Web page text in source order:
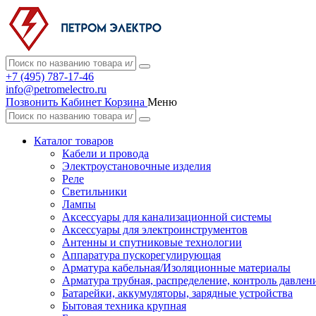
+7 (495) 787-17-46
info@petromelectro.ru
Позвонить Кабинет Корзина Меню
Каталог товаров
Кабели и провода
Электроустановочные изделия
Реле
Светильники
Лампы
Аксессуары для канализационной системы
Аксессуары для электроинструментов
Антенны и спутниковые технологии
Аппаратура пускорегулирующая
Арматура кабельная/Изоляционные материалы
Арматура трубная, распределение, контроль
Батарейки, аккумуляторы, зарядные устройства
Бытовая техника крупная